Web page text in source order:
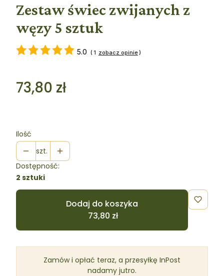
Zestaw świec zwijanych z
węzy 5 sztuk
5.0 (1 )
Cena
73,80 zł
Ilość
szt.
Dostępność:
2 sztuki
Dodaj do koszyka
Zamów i opłać teraz, a przesyłkę InPost
nadamy jutro.